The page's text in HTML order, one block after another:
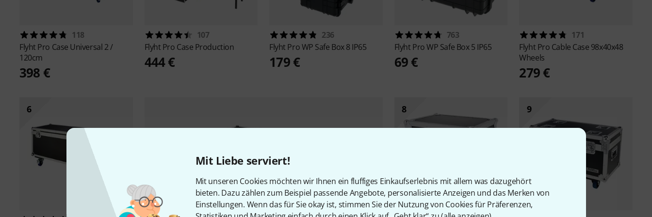
Mit Liebe serviert!
Mit unseren Cookies möchten wir Ihnen ein fluffiges Einkaufserlebnis mit allem was dazugehört
bieten. Dazu zählen zum Beispiel passende Angebote, personalisierte Anzeigen und das Merken von
Einstellungen. Wenn das für Sie okay ist, stimmen Sie der Nutzung von Cookies für Präferenzen,
118
Flyht Pro Case Universal 2 /
120cm
398 €
107
Flyht Pro Case Production
444 €
236
Flyht ProWP Safe Box 8 IP65
179 €
763
Flyht ProWP Safe Box 5 IP65
69 €
171
Flyht Pro Cable Case 98x40x48
Wheels
279 €
6 8 9